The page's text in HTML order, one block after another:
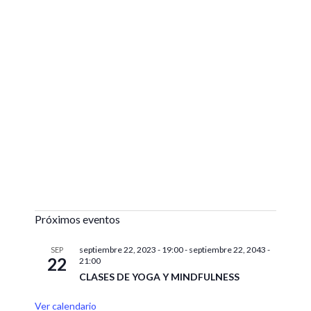
Próximos eventos
SEP
22
septiembre 22, 2023 - 19:00- septiembre 22, 2043 -
21:00
CLASES DE YOGA Y MINDFULNESS
Ver calendario